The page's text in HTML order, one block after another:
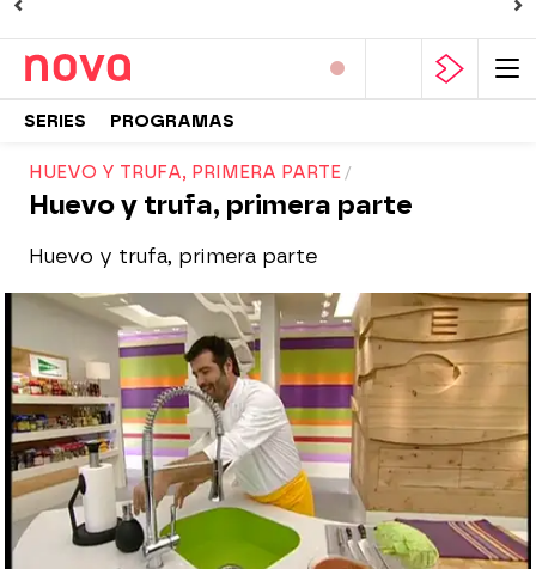
SERIES PROGRAMAS
HUEVO Y TRUFA, PRIMERA PARTE
Huevo y trufa, primera parte
Huevo y trufa, primera parte
Nova
Publicado: 02 de marzo de 2011, 13:17